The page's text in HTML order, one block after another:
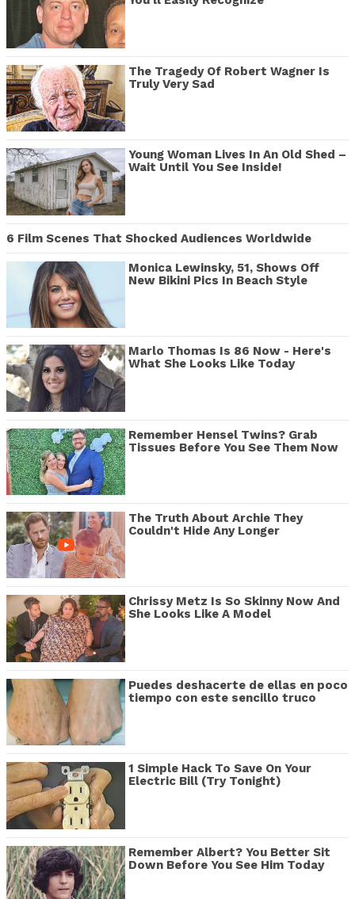
The Tragedy Of Robert Wagner Is
Truly Very Sad
Young Woman Lives In An Old Shed –
Wait Until You See Inside!
6 Film Scenes That Shocked Audiences Worldwide
Monica Lewinsky, 51, Shows Off
New Bikini Pics In Beach Style
Marlo Thomas Is 86 Now - Here's
What She Looks Like Today
Remember Hensel Twins? Grab
Tissues Before You See Them Now
The Truth About Archie They
Couldn't Hide Any Longer
Chrissy Metz Is So Skinny Now And
She Looks Like A Model
Puedes deshacerte de ellas en poco
tiempo con este sencillo truco
1 Simple Hack To Save On Your
Electric Bill (Try Tonight)
Remember Albert? You Better Sit
Down Before You See Him Today